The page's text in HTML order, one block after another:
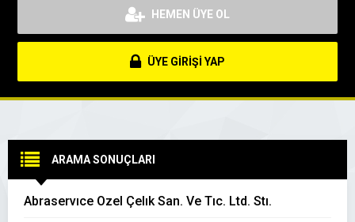
HEMEN ÜYE OL
ÜYE GİRİŞİ YAP
ARAMA SONUÇLARI
Abraservıce Özel Çelık San. Ve Tıc. Ltd. Stı.